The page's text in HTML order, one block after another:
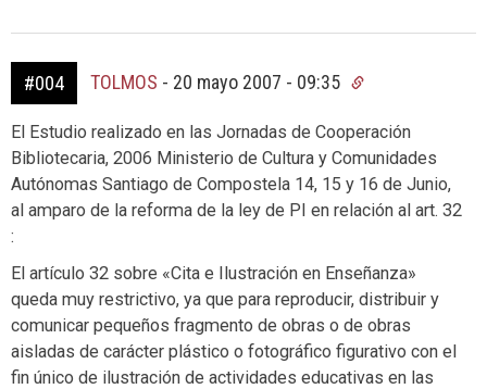
#004 TOLMOS - 20 mayo 2007 - 09:35
El Estudio realizado en las Jornadas de Cooperación
Bibliotecaria, 2006 Ministerio de Cultura y Comunidades
Autónomas Santiago de Compostela 14, 15 y 16 de Junio,
al amparo de la reforma de la ley de PI en relación al art. 32
:
El artículo 32 sobre «Cita e Ilustración en Enseñanza»
queda muy restrictivo, ya que para reproducir, distribuir y
comunicar pequeños fragmento de obras o de obras
aisladas de carácter plástico o fotográfico figurativo con el
fin único de ilustración de actividades educativas en las